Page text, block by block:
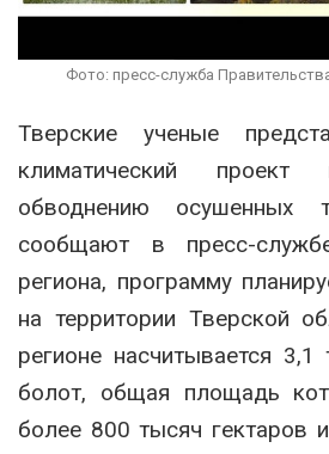
Фото: пресс-служба
Тверские ученые
климатический проект
обводнению осушенных
сообщают в пресс-
региона, программу
на территории Тверской
регионе насчитывается
болот, общая площадь
более 800 тысяч гектаров